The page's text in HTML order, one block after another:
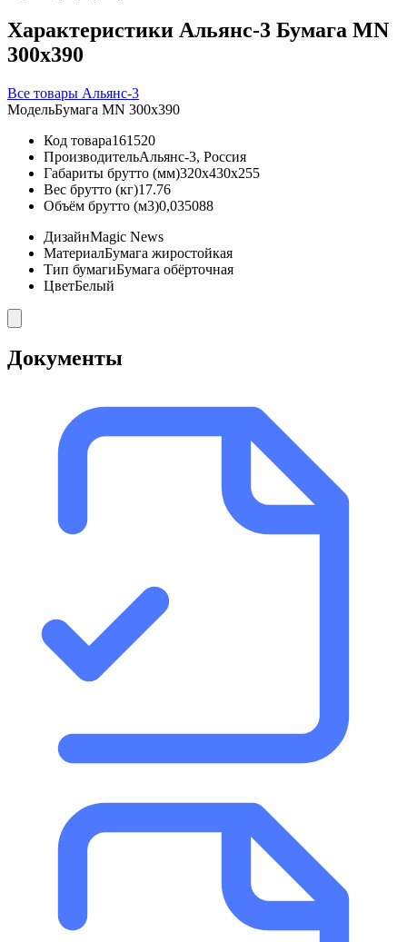
Характеристики Альянс-3 Бумага MN
300х390
Все товары Альянс-3
МодельБумага MN 300х390
Код товара161520
ПроизводительАльянс-3, Россия
Габариты брутто (мм)320x430x255
Вес брутто (кг)17.76
Объём брутто (м3)0,035088
ДизайнMagic News
МатериалБумага жиростойкая
Тип бумагиБумага обёрточная
ЦветБелый
Документы